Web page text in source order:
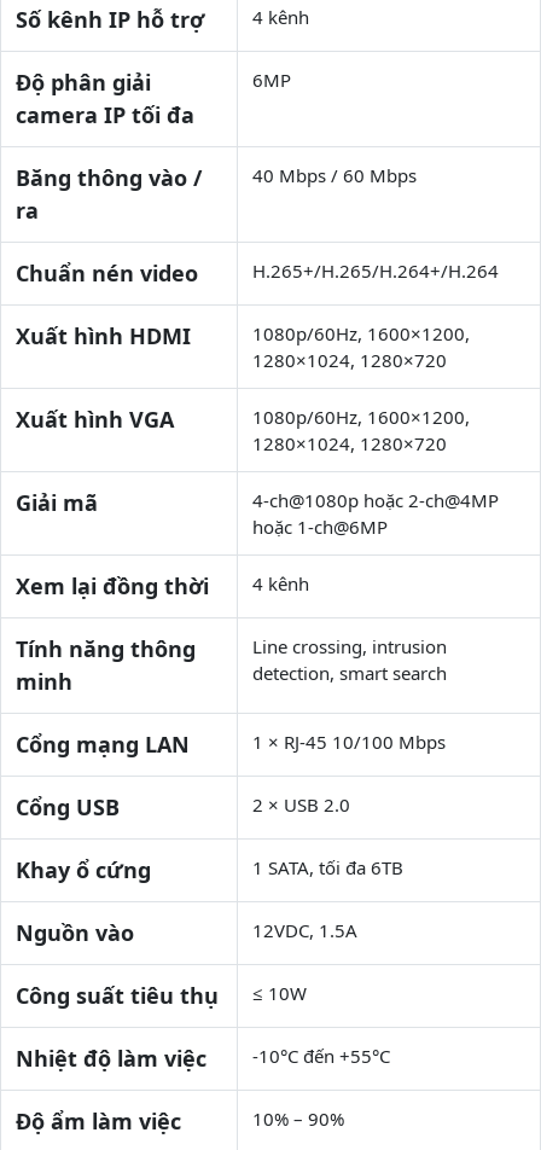
Số kênh IP hỗ trợ 4 kênh
Độ phân giải
camera IP tối đa
6MP
Băng thông vào /
ra
40 Mbps / 60 Mbps
Chuẩn nén video H.265+/H.265/H.264+/H.264
Xuất hình HDMI
1080p/60Hz, 1600×1200,
1280×1024, 1280×720
Xuất hình VGA
1080p/60Hz, 1600×1200,
1280×1024, 1280×720
Giải mã
4-ch@1080p hoặc 2-ch@4MP
hoặc 1-ch@6MP
Xem lại đồng thời 4 kênh
Tính năng thông
minh
Line crossing, intrusion
detection, smart search
Cổng mạng LAN 1 × RJ-45 10/100 Mbps
Cổng USB 2 × USB 2.0
Khay ổ cứng 1 SATA, tối đa 6TB
Nguồn vào 12VDC, 1.5A
Công suất tiêu thụ ≤ 10W
Nhiệt độ làm việc -10°C đến +55°C
Độ ẩm làm việc 10% – 90%